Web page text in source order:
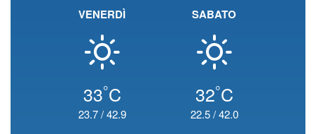
VENERDÌ
33°C
23.7/42.9
SABATO
32°C
22.5/42.0